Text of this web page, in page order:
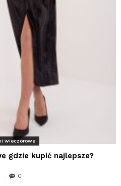
wieczorowe
gdzie kupić najlepsze?
0